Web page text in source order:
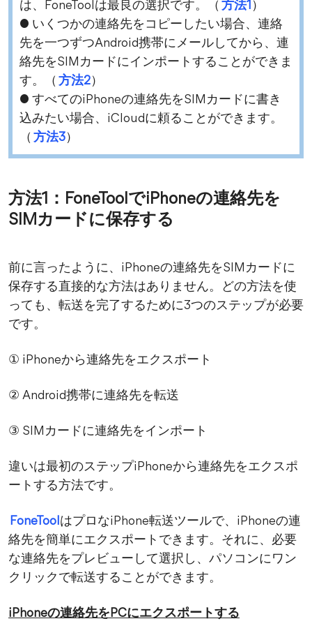
は、FoneToolは最良の選択です。（ 方法1 ）
● いくつかの連絡先をコピーしたい場合、連絡
先を一つずつAndroid携帯にメールしてから、連
絡先をSIMカードにインポートすることができま
す。（ 方法2）
● すべてのiPhoneの連絡先をSIMカードに書き
込みたい場合、iCloudに頼ることができます。
（ 方法3）
方法1：FoneToolでiPhoneの連絡先を
SIMカードに保存する
前に言ったように、iPhoneの連絡先をSIMカードに
保存する直接的な方法はありません。どの方法を使
っても、転送を完了するために3つのステップが必要
です。
① iPhoneから連絡先をエクスポート
② Android携帯に連絡先を転送
③ SIMカードに連絡先をインポート
違いは最初のステップiPhoneから連絡先をエクスポ
ートする方法です。
FoneToolはプロなiPhone転送ツールで、iPhoneの連
絡先を簡単にエクスポートできます。それに、必要
な連絡先をプレビューして選択し、パソコンにワン
クリックで転送することができます。
iPhoneの連絡先をPCにエクスポートする